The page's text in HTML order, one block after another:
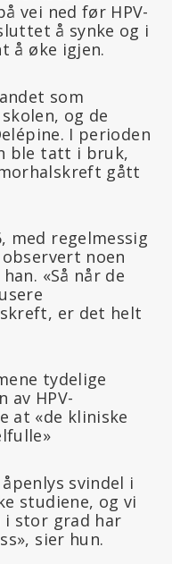
vei ned før HPV-
å synke og i
å øke igjen.
som
og de
I perioden
ble tatt i bruk,
gått
med regelmessig
noen
«Så når de
er det helt
tydelige
av HPV-
at «de kliniske
svindel i
studiene, og vi
i stor grad har
sier hun.